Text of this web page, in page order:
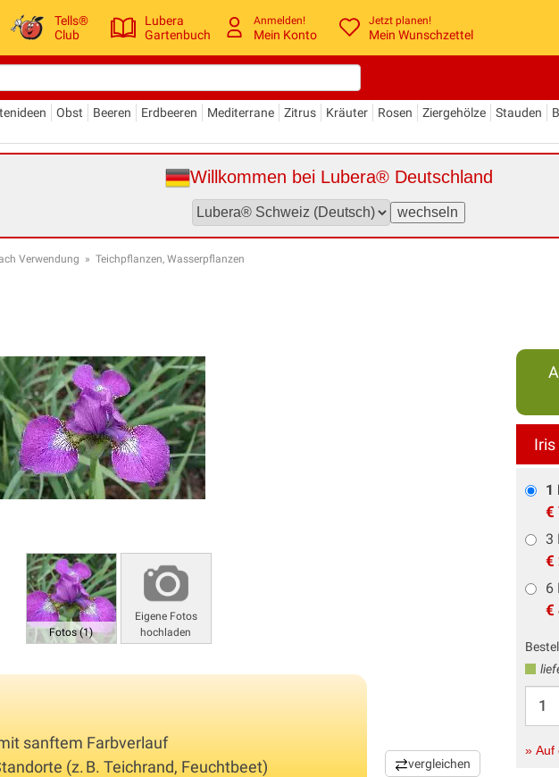
Tells®
Club
Lubera
Gartenbuch
Anmelden!
Mein Konto
Jetzt planen!
Mein Wunschzettel
Obst Beeren Erdbeeren Mediterrane Zitrus Kräuter Rosen Ziergehölze Stauden
Willkommen bei Lubera® Deutschland
Verwendung » Teichpflanzen, Wasserpflanzen
Fotos (1)
Eigene Fotos
hochladen
sanftem Farbverlauf
(z. B. Teichrand, Feuchtbeet)
vergleichen
Iris
1
€
3
€
6
€
» Auf